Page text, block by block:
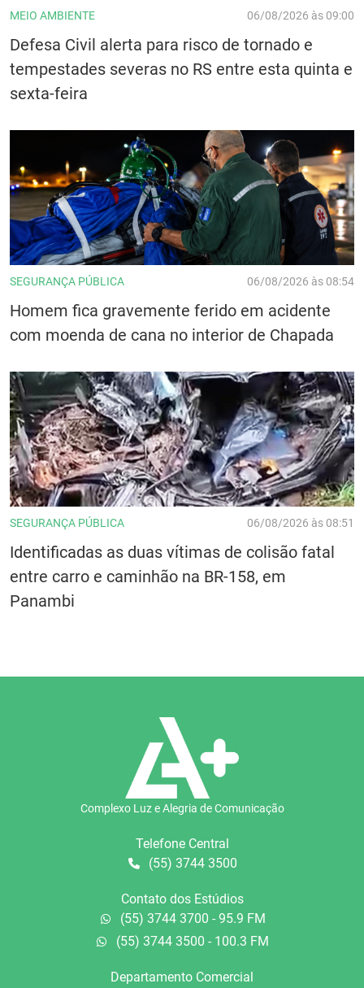
MEIO AMBIENTE 06/08/2026 às 09:00
Defesa Civil alerta para risco de tornado e
tempestades severas no RS entre esta quinta e
sexta-feira
SEGURANÇA PÚBLICA 06/08/2026 às 08:54
Homem fica gravemente ferido em acidente
com moenda de cana no interior de Chapada
SEGURANÇA PÚBLICA 06/08/2026 às 08:51
Identificadas as duas vítimas de colisão fatal
entre carro e caminhão na BR-158, em
Panambi
Complexo Luz e Alegria de Comunicação
Telefone Central
(55) 3744 3500
Contato dos Estúdios
(55) 3744 3700 - 95.9 FM
(55) 3744 3500 - 100.3 FM
Departamento Comercial